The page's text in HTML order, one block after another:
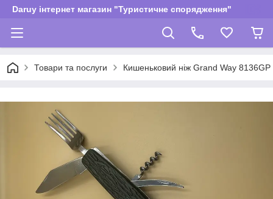
Daruy інтернет магазин "Туристичне спорядження"
Товари та послуги Кишеньковий ніж Grand Way 8136GP